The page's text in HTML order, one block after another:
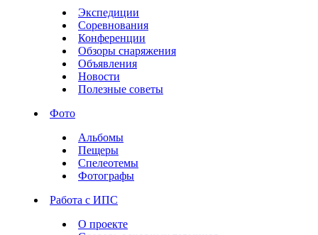
Экспедиции
Соревнования
Конференции
Обзоры снаряжения
Объявления
Новости
Полезные советы
Фото
Альбомы
Пещеры
Спелеотемы
Фотографы
Работа с ИПС
О проекте